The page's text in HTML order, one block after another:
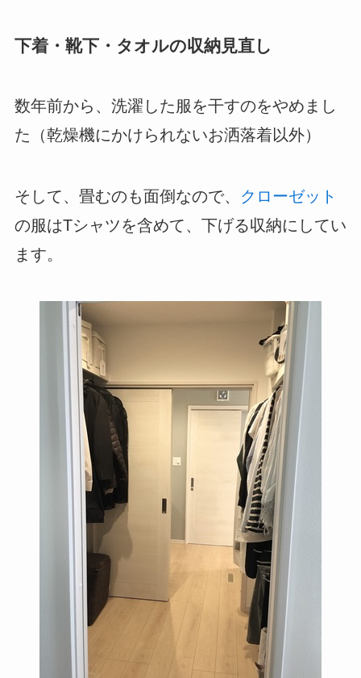
下着・靴下・タオルの収納見直し
数年前から、洗濯した服を干すのをやめまし
た（乾燥機にかけられないお洒落着以外）
そして、畳むのも面倒なので、 クローゼット
の服はTシャツを含めて、下げる収納にしてい
ます。